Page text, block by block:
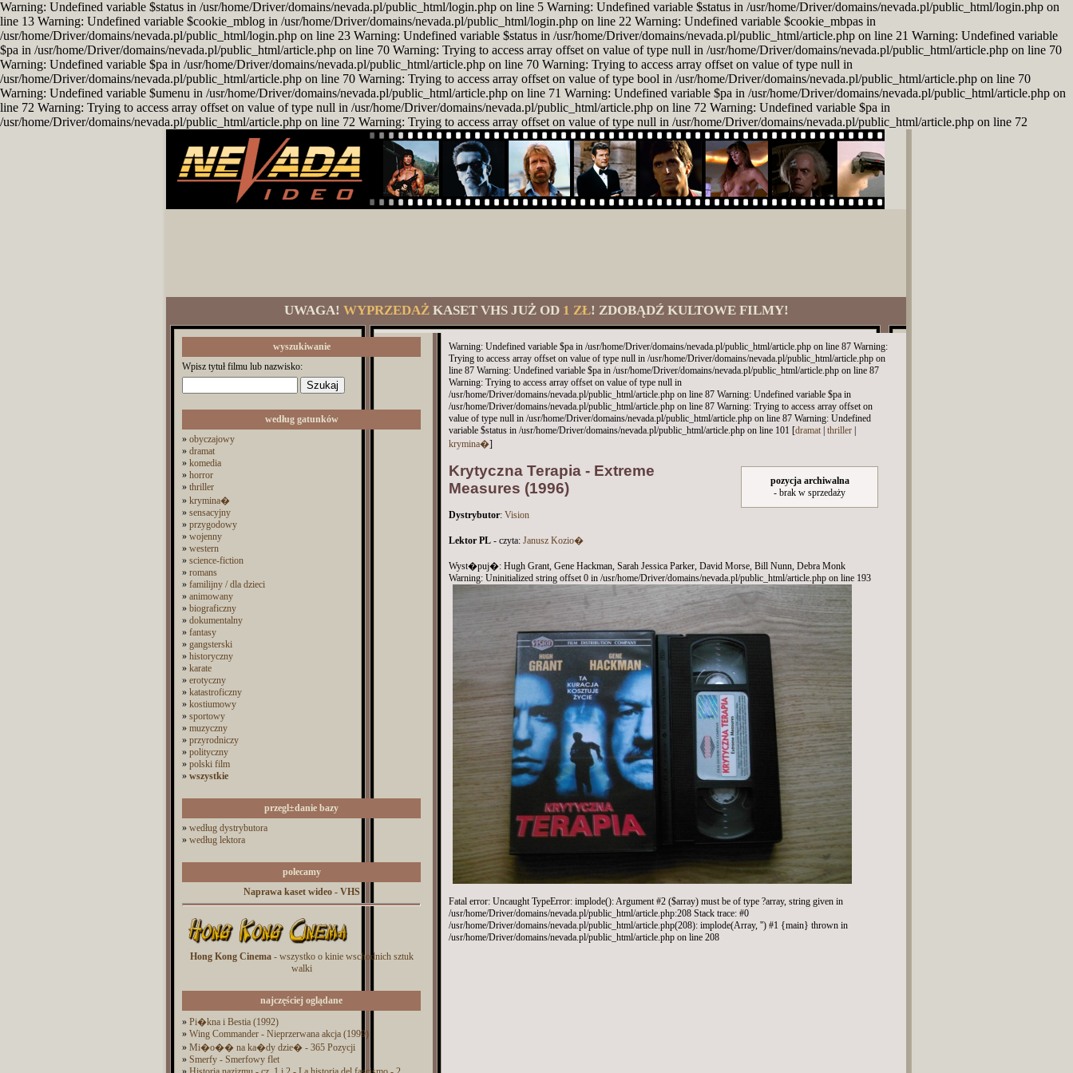
Warning: Undefined variable $status in /usr/home/Driver/domains/nevada.pl/public_html/login.php on line 5 Warning: Undefined variable $status in /usr/home/Driver/domains/nevada.pl/public_html/login.php on
line 13 Warning: Undefined variable $cookie_mblog in /usr/home/Driver/domains/nevada.pl/public_html/login.php on line 22 Warning: Undefined variable $cookie_mbpas in
/usr/home/Driver/domains/nevada.pl/public_html/login.php on line 23 Warning: Undefined variable $status in /usr/home/Driver/domains/nevada.pl/public_html/article.php on line 21 Warning: Undefined variable
$pa in /usr/home/Driver/domains/nevada.pl/public_html/article.php on line 70 Warning: Trying to access array offset on value of type null in /usr/home/Driver/domains/nevada.pl/public_html/article.php on line 70
Warning: Undefined variable $pa in /usr/home/Driver/domains/nevada.pl/public_html/article.php on line 70 Warning: Trying to access array offset on value of type null in
/usr/home/Driver/domains/nevada.pl/public_html/article.php on line 70 Warning: Trying to access array offset on value of type bool in /usr/home/Driver/domains/nevada.pl/public_html/article.php on line 70
Warning: Undefined variable $umenu in /usr/home/Driver/domains/nevada.pl/public_html/article.php on line 71 Warning: Undefined variable $pa in /usr/home/Driver/domains/nevada.pl/public_html/article.php on
line 72 Warning: Trying to access array offset on value of type null in /usr/home/Driver/domains/nevada.pl/public_html/article.php on line 72 Warning: Undefined variable $pa in
/usr/home/Driver/domains/nevada.pl/public_html/article.php on line 72 Warning: Trying to access array offset on value of type null in /usr/home/Driver/domains/nevada.pl/public_html/article.php on line 72
UWAGA! WYPRZEDAŻKASET VHS JUŻ OD 1 ZŁ! ZDOBĄDŹ KULTOWE FILMY!
wyszukiwanie
Wpisz tytuł filmu lub nazwisko:
według gatunków
» obyczajowy
» dramat
» komedia
» horror
» thriller
» krymina�
» sensacyjny
» przygodowy
» wojenny
» western
» science-fiction
» romans
» familijny / dla dzieci
» animowany
» biograficzny
» dokumentalny
» fantasy
» gangsterski
» historyczny
» karate
» erotyczny
» katastroficzny
» kostiumowy
» sportowy
» muzyczny
» przyrodniczy
» polityczny
» polski film
» wszystkie
przegl±danie bazy
» według dystrybutora
» według lektora
polecamy
Naprawa kaset wideo - VHS
Hong Kong Cinema- wszystko o kinie wschodnich sztuk
walki
najczęściej oglądane
» Pi�kna i Bestia (1992)
» Wing Commander - Nieprzerwana akcja (1999)
» Mi�o�� na ka�dy dzie� - 365 Pozycji
» Smerfy - Smerfowy flet
Warning: Undefined variable $pa in /usr/home/Driver/domains/nevada.pl/public_html/article.php on line 87 Warning:
Trying to access array offset on value of type null in /usr/home/Driver/domains/nevada.pl/public_html/article.php on
line 87 Warning: Undefined variable $pa in /usr/home/Driver/domains/nevada.pl/public_html/article.php on line 87
Warning: Trying to access array offset on value of type null in
/usr/home/Driver/domains/nevada.pl/public_html/article.php on line 87 Warning: Undefined variable $pa in
/usr/home/Driver/domains/nevada.pl/public_html/article.php on line 87 Warning: Trying to access array offset on
value of type null in /usr/home/Driver/domains/nevada.pl/public_html/article.php on line 87 Warning: Undefined
variable $status in /usr/home/Driver/domains/nevada.pl/public_html/article.php on line 101 [dramat thriller
krymina�]
pozycja archiwalna
- brak w sprzedaży
Krytyczna Terapia - Extreme
Measures (1996)
Dystrybutor: Vision
Lektor PL - czyta: Janusz Kozio�
Wyst�puj�: Hugh Grant, Gene Hackman, Sarah Jessica Parker, David Morse, Bill Nunn, Debra Monk
Warning: Uninitialized string offset 0 in /usr/home/Driver/domains/nevada.pl/public_html/article.php on line 193
Fatal error: Uncaught TypeError: implode(): Argument #2 ($array) must be of type ?array, string given in
/usr/home/Driver/domains/nevada.pl/public_html/article.php:208 Stack trace: #0
/usr/home/Driver/domains/nevada.pl/public_html/article.php(208): implode(Array, '') #1 {main} thrown in
/usr/home/Driver/domains/nevada.pl/public_html/article.php on line 208